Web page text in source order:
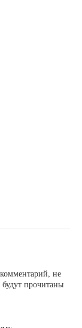
не
прочитаны